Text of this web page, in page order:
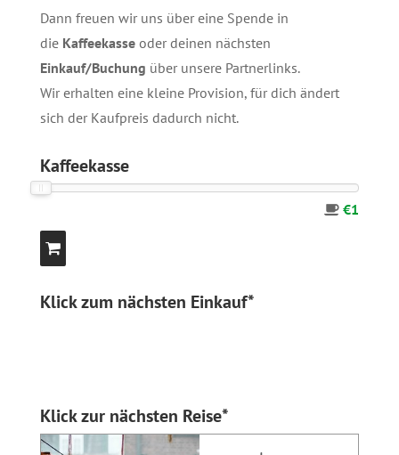
Dann freuen wir uns über eine Spende in
die Kaffeekasseoder deinen nächsten
Einkauf/Buchung über unsere Partnerlinks.
Wir erhalten eine kleine Provision, für dich ändert
sich der Kaufpreis dadurch nicht.
Kaffeekasse
€1
Klick zum nächsten Einkauf*
Klick zur nächsten Reise*